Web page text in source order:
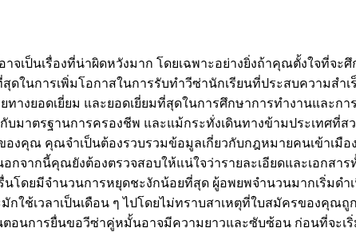
เป็นเรื่องที่น่าผิดหวังมาก โดยเฉพาะอย่างยิ่งถ้าคุณตั้งใจที่จะ
ในการเพิ่มโอกาสในการรับทำวีซ่านักเรียนที่ประสบความส
งยอดเยี่ยม และยอดเยี่ยมที่สุดในการศึกษาการทำงานและ
ตรฐานการครองชีพ และแม้กระทั่งเดินทางข้ามประเทศที่ส
งคุณ คุณจำเป็นต้องรวบรวมข้อมูลเกี่ยวกับกฎหมายคนเข้าเมื
กจากนี้คุณยังต้องตรวจสอบให้แน่ใจว่ารายละเอียดและเอกส
โดยมีจำนวนการหยุดชะงักน้อยที่สุด ผู้อพยพจำนวนมากเริ่มด
ใช้เวลาเป็นเดือน ๆ ไปโดยไม่ทราบสาเหตุที่ใบสมัครของคุณ
อนการยื่นขอวีซ่าคู่หมั้นอาจมีความยาวและซับซ้อน ก่อนที่จะเ